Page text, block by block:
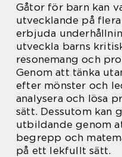
Gåtor för barn kan
utvecklande på
erbjuda
utveckla barns
resonemang och
Genom att tänka
efter mönster och
analysera och lösa
sätt. Dessutom kan
utbildande genom
begrepp och
på ett lekfullt sätt.